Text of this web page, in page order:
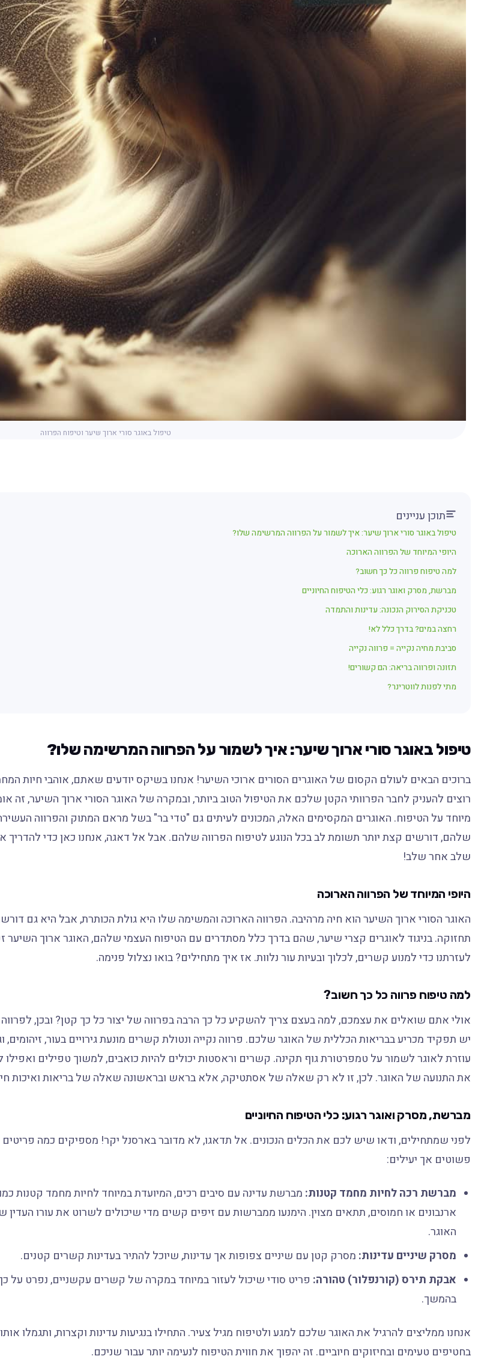
טיפול באוגר סורי ארוך שיער וטיפוח הפרווה
תוכן עניינים
טיפול באוגר סורי ארוך שיער: איך לשמור על הפרווה המרשימה שלו?
היופי המיוחד של הפרווה הארוכה
למה טיפוח פרווה כל כך חשוב?
מברשת, מסרק ואוגר רגוע: כלי הטיפוח החיוניים
טכניקת הסירוק הנכונה: עדינות והתמדה
רחצה במים? בדרך כלל לא!
סביבת מחיה נקייה = פרווה נקייה
תזונה ופרווה בריאה: הם קשורים!
מתי לפנות לווטרינר?
טיפול באוגר סורי ארוך שיער: איך לשמור על הפרווה המרשימה שלו?
ברוכים הבאים לעולם הקסום של האוגרים הסורים ארוכי השיער! אנחנו בשיקס יודעים שאתם, אוהבי חיות
רוצים להעניק לחבר הפרוותי הקטן שלכם את הטיפול הטוב ביותר, ובמקרה של האוגר הסורי ארוך השיער, זה
מיוחד על הטיפוח. האוגרים המקסימים האלה, המכונים לעיתים גם "טדי בר" בשל מראם המתוק והפרווה
שלהם, דורשים קצת יותר תשומת לב בכל הנוגע לטיפוח הפרווה שלהם. אבל אל דאגה, אנחנו כאן כדי להדריך
שלב אחר שלב!
היופי המיוחד של הפרווה הארוכה
האוגר הסורי ארוך השיער הוא חיה מרהיבה. הפרווה הארוכה והמשימה שלו היא גולת הכותרת, אבל היא גם
תחזוקה. בניגוד לאוגרים קצרי שיער, שהם בדרך כלל מסתדרים עם הטיפוח העצמי שלהם, האוגר ארוך השיער
לעזרתנו כדי למנוע קשרים, לכלוך ובעיות עור נלוות. אז איך מתחילים? בואו נצלול פנימה.
למה טיפוח פרווה כל כך חשוב?
אולי אתם שואלים את עצמכם, למה בעצם צריך להשקיע כל כך הרבה בפרווה של יצור כל כך קטן? ובכן,
יש תפקיד מכריע בבריאות הכללית של האוגר שלכם. פרווה נקייה ונטולת קשרים מונעת גירויים בעור, זיהומים,
עוזרת לאוגר לשמור על טמפרטורת גוף תקינה. קשרים וראסטות יכולים להיות כואבים, למשוך טפילים ואפילו
את התנועה של האוגר. לכן, זו לא רק שאלה של אסתטיקה, אלא בראש ובראשונה שאלה של בריאות ואיכות
מברשת, מסרק ואוגר רגוע: כלי הטיפוח החיוניים
לפני שמתחילים, ודאו שיש לכם את הכלים הנכונים. אל תדאגו, לא מדובר בארסנל יקר! מספיקים כמה פריטים
פשוטים אך יעילים:
מברשת רכה לחיות מחמד קטנות: מברשת עדינה עם סיבים רכים, המיועדת במיוחד לחיות מחמד קטנות
ארנבונים או חמוסים, תתאים מצוין. הימנעו ממברשות עם זיפים קשים מדי שיכולים לשרוט את עורו העדין
האוגר.
מסרק שיניים עדינות: מסרק קטן עם שיניים צפופות אך עדינות, שיוכל להתיר בעדינות קשרים קטנים.
אבקת תירס (קורנפלור) טהורה: פריט סודי שיכול לעזור במיוחד במקרה של קשרים עקשניים, נפרט על
בהמשך.
אנחנו ממליצים להרגיל את האוגר שלכם למגע ולטיפוח מגיל צעיר. התחילו בנגיעות עדינות וקצרות, ותגמלו אותו
בחטיפים טעימים ובחיזוקים חיוביים. זה יהפוך את חווית הטיפוח לנעימה יותר עבור שניכם.